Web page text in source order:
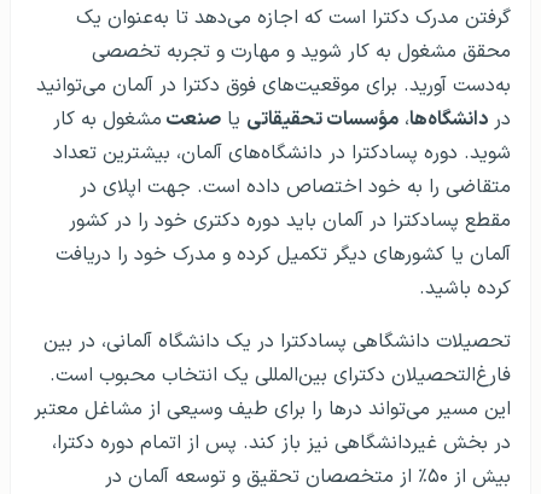
گرفتن مدرک دکترا است که اجازه می‌دهد تا به‌عنوان یک
محقق مشغول به کار شوید و مهارت و تجربه تخصصی
به‌دست آورید. برای موقعیت‌های فوق دکترا در آلمان می‌توانید
در دانشگاه‌ها، مؤسسات تحقیقاتی یا صنعت مشغول به کار
شوید. دوره پسادکترا در دانشگاه‌های آلمان، بیشترین تعداد
متقاضی را به خود اختصاص داده است. جهت اپلای در
مقطع پسادکترا در آلمان باید دوره دکتری خود را در کشور
آلمان یا کشورهای دیگر تکمیل کرده و مدرک خود را دریافت
کرده باشید.
تحصیلات دانشگاهی پسادکترا در یک دانشگاه آلمانی، در بین
فارغ‌التحصیلان دکترای بین‌المللی یک انتخاب محبوب است.
این مسیر می‌تواند درها را برای طیف وسیعی از مشاغل معتبر
در بخش غیردانشگاهی نیز باز کند. پس از اتمام دوره دکترا،
بیش از ۵۰٪ از متخصصان تحقیق و توسعه آلمان در